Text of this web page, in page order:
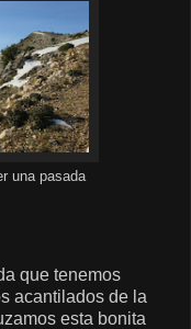
una pasada
que tenemos
acantilados de la
esta bonita